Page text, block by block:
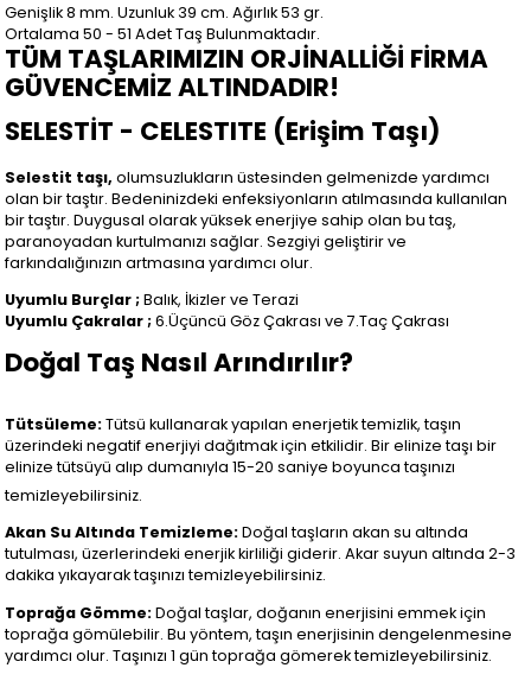
Genişlik 8 mm. Uzunluk 39 cm. Ağırlık 53 gr.
Ortalama 50 - 51 Adet Taş Bulunmaktadır.
TÜM TAŞLARIMIZIN ORJİNALLİĞİ FİRMA
GÜVENCEMİZ ALTINDADIR!
SELESTİT - CELESTITE (Erişim Taşı)
Selestit taşı,olumsuzlukların üstesinden gelmenizde yardımcı
olan bir taştır. Bedeninizdeki enfeksiyonların atılmasında kullanılan
bir taştır. Duygusal olarak yüksek enerjiye sahip olan bu taş,
paranoyadan kurtulmanızı sağlar. Sezgiyi geliştirir ve
farkındalığınızın artmasına yardımcı olur.
Uyumlu Burçlar ;Balık, İkizler ve Terazi
Uyumlu Çakralar ;6.Üçüncü Göz Çakrası ve 7.Taç Çakrası
Doğal Taş Nasıl Arındırılır?
Tütsüleme:Tütsü kullanarak yapılan enerjetik temizlik, taşın
üzerindeki negatif enerjiyi dağıtmak için etkilidir. Bir elinize taşı bir
elinize tütsüyü alıp dumanıyla 15-20 saniye boyunca taşınızı
temizleyebilirsiniz.
Akan Su Altında Temizleme:Doğal taşların akan su altında
tutulması, üzerlerindeki enerjik kirliliği giderir. Akar suyun altında 2-3
dakika yıkayarak taşınızı temizleyebilirsiniz.
Toprağa Gömme:Doğal taşlar, doğanın enerjisini emmek için
toprağa gömülebilir. Bu yöntem, taşın enerjisinin dengelenmesine
yardımcı olur. Taşınızı 1 gün toprağa gömerek temizleyebilirsiniz.